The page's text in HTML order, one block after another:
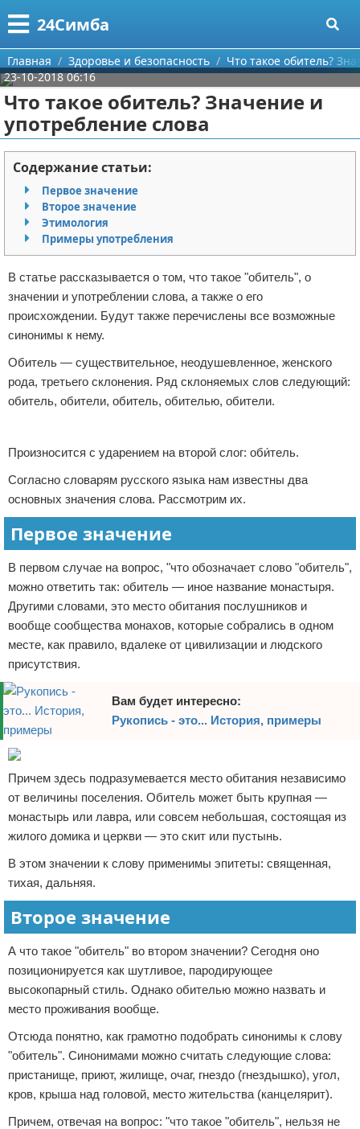
24Симба
Меню
Главная
Категории
Государство и право
Причинение вреда
Иммиграция
Здоровье и безопасность
Авторские права
Поиск
О проекте
Контакты
Сотрудничество
Размещение рекламы
Для правообладателей
Условия предоставления информации
Отказ от ответственности
Главная Здоровье и безопасность
Что такое обитель?
23-10-2018 06:16
Что такое обитель? Значение и
употребление слова
Содержание статьи:
Первое значение
Второе значение
Этимология
Примеры употребления
В статье рассказывается о том, что такое "обитель", о
значении и употреблении слова, а также о его
происхождении. Будут также перечислены все возможные
синонимы к нему.
Обитель — существительное, неодушевленное, женского
рода, третьего склонения. Ряд склоняемых слов следующий:
обитель, обители, обитель, обителью, обители.
Произносится с ударением на второй слог: оби́тель.
Согласно словарям русского языка нам известны два
основных значения слова. Рассмотрим их.
Первое значение
В первом случае на вопрос, "что обозначает слово "обитель",
можно ответить так: обитель — иное название монастыря.
Другими словами, это место обитания послушников и
вообще сообщества монахов, которые собрались в одном
месте, как правило, вдалеке от цивилизации и людского
присутствия.
Вам будет интересно:
Рукопись - это... История, примеры
Причем здесь подразумевается место обитания независимо
от величины поселения. Обитель может быть крупная —
монастырь или лавра, или совсем небольшая, состоящая из
жилого домика и церкви — это скит или пустынь.
В этом значении к слову применимы эпитеты: священная,
тихая, дальняя.
Второе значение
А что такое "обитель" во втором значении? Сегодня оно
позиционируется как шутливое, пародирующее
высокопарный стиль. Однако обителью можно назвать и
место проживания вообще.
Отсюда понятно, как грамотно подобрать синонимы к слову
"обитель". Синонимами можно считать следующие слова:
пристанище, приют, жилище, очаг, гнездо (гнездышко), угол,
кров, крыша над головой, место жительства (канцелярит).
Причем, отвечая на вопрос: "что такое "обитель", нельзя не